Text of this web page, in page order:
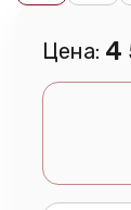
Цена: 4